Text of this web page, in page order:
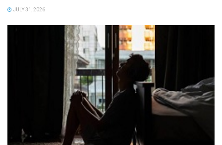
JULY 31, 2026